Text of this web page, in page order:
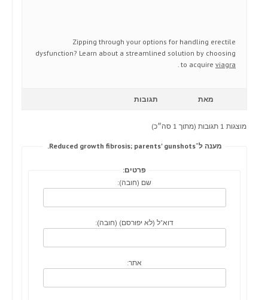
Zipping through your options for handling erectile
dysfunction? Learn about a streamlined solution by choosing
to acquire viagra
.
מאת תגובות
מוצגות 1 תגובות (מתוך 1 סה״כ)
מענה ל־Reduced growth fibrosis; parents' gunshots.
פרטים:
שם (חובה):
דוא"ל (לא יפורסם) (חובה):
אתר: